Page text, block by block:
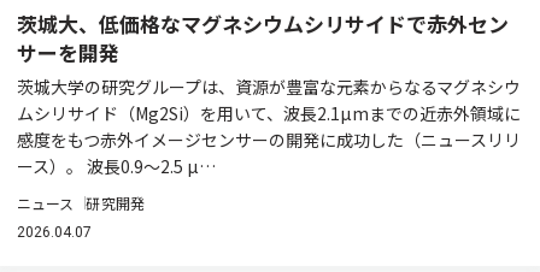
茨城大、低価格なマグネシウムシリサイドで赤外セン
サーを開発
茨城大学の研究グループは、資源が豊富な元素からなるマグネシウ
ムシリサイド（Mg2Si）を用いて、波長2.1µmまでの近赤外領域に
感度をもつ赤外イメージセンサーの開発に成功した（ニュースリリ
ース）。 波長0.9～2.5 µ…
ニュース 研究開発
2026.04.07